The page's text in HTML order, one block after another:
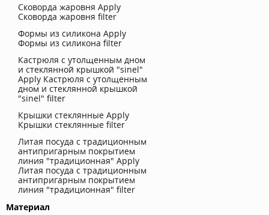
Сковорда жаровня Apply
Сковорда жаровня filter
Формы из силикона Apply
Формы из силикона filter
Кастрюля с утолщенным дном
и стеклянной крышкой "sinel"
Apply Кастрюля с утолщенным
дном и стеклянной крышкой
"sinel" filter
Крышки стеклянные Apply
Крышки стеклянные filter
Литая посуда с традиционным
антипригарным покрытием
линия "традиционная" Apply
Литая посуда с традиционным
антипригарным покрытием
линия "традиционная" filter
Материал